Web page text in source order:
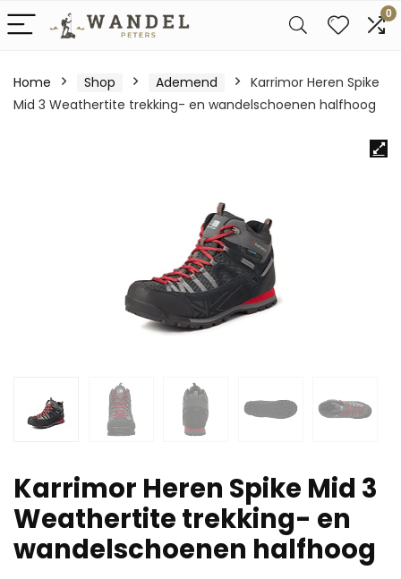
0
Home Shop Ademend
Karrimor Heren Spike
Mid 3 Weathertite trekking- en wandelschoenen halfhoog
Karrimor Heren Spike Mid 3
Weathertite trekking- en
wandelschoenen halfhoog